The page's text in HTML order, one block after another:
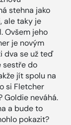
stehna jako
ale taky je
Ovšem jeho
je novým
dva se už teď
sestře do
jít spolu na
si Fletcher
Goldie neváhá.
a bude to
pokazit?